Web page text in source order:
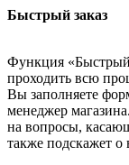
Быстрый заказ
Функция «Быстрый
проходить всю
Вы заполняете
менеджер
на вопросы,
также подскажет о